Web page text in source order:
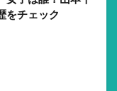
をチェック